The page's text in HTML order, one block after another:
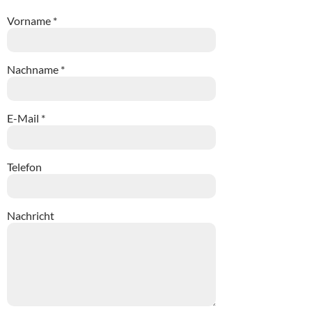
Vorname *
Nachname *
E-Mail *
Telefon
Nachricht